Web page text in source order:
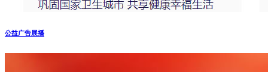
公益广告展播